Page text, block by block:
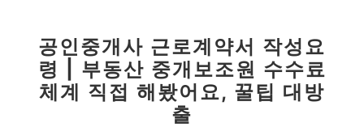
공인중개사 근로계약서 작성요
령 | 부동산 중개보조원 수수료
체계 직접 해봤어요, 꿀팁 대방
출